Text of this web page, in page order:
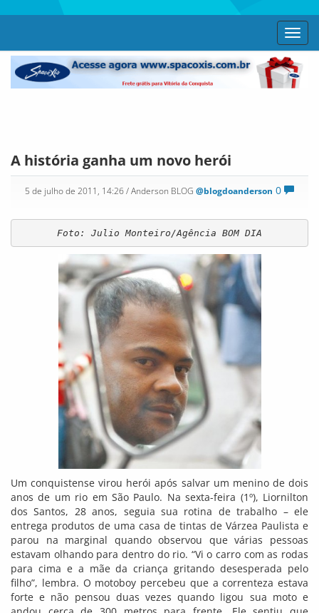
A história ganha um novo herói
0
5 de julho de 2011, 14:26/ Anderson BLOG @blogdoanderson
Foto: Julio Monteiro/Agência BOM DIA
Um conquistense virou herói após salvar um menino de dois
anos de um rio em São Paulo. Na sexta-feira (1º), Liornilton
dos Santos, 28 anos, seguia sua rotina de trabalho – ele
entrega produtos de uma casa de tintas de Várzea Paulista e
parou na marginal quando observou que várias pessoas
estavam olhando para dentro do rio. “Vi o carro com as rodas
para cima e a mãe da criança gritando desesperada pelo
filho”, lembra. O motoboy percebeu que a correnteza estava
forte e não pensou duas vezes quando ligou sua moto e